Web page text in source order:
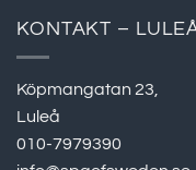
KONTAKT –
Köpmangatan 23,
Luleå
010-7979390